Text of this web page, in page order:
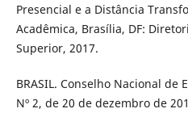
Presencial e a Distância
Acadêmica, Brasília, DF:
Superior, 2017.
BRASIL. Conselho Nacional de
Nº 2, de 20 de dezembro de